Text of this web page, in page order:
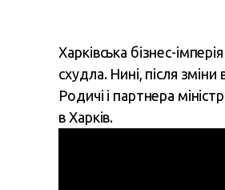
Харківська бізнес-
схудла. Нині, після
Родичі і партнера
в Харків.